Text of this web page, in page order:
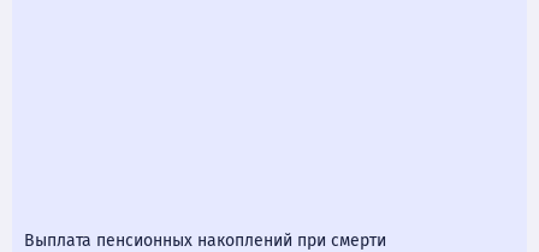
Выплата пенсионных накоплений при смерти